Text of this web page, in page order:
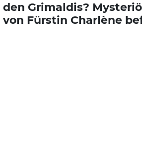
Grimaldis?
Fürstin Charlène